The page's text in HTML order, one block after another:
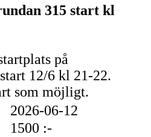
315 start kl
på
12/6 kl 21-22.
som möjligt.
2026-06-12
1500 :-